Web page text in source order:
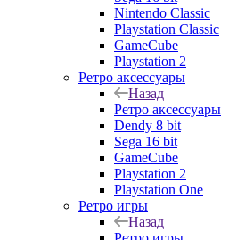
Nintendo Classic
Playstation Classic
GameCube
Playstation 2
Ретро аксессуары
Назад
Ретро аксессуары
Dendy 8 bit
Sega 16 bit
GameCube
Playstation 2
Playstation One
Ретро игры
Назад